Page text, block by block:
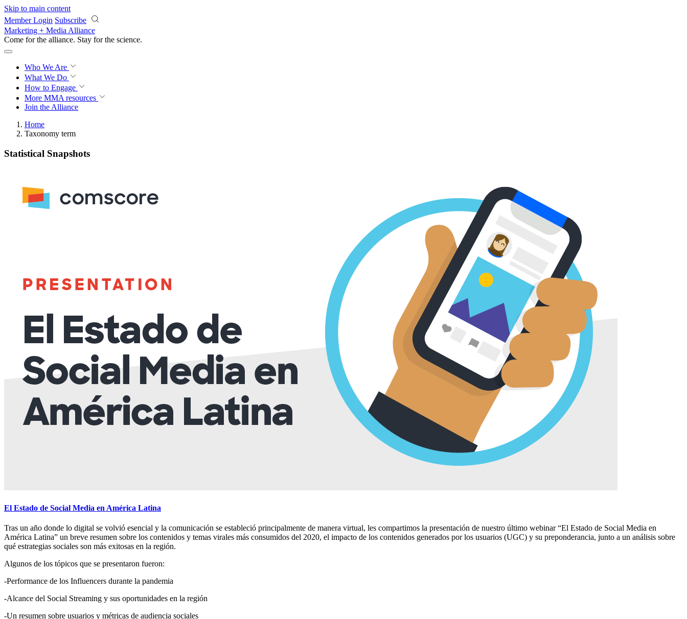
Skip to main content
Member Login Subscribe
Marketing + Media Alliance
Come for the alliance. Stay for the science.
Who We Are
What We Do
How to Engage
More MMA resources
Join the Alliance
Home
Taxonomy term
Statistical Snapshots
El Estado de Social Media en América Latina
Tras un año donde lo digital se volvió esencial y la comunicación se estableció principalmente de manera virtual, les compartimos la presentación de nuestro último webinar “El Estado de Social Media en
América Latina” un breve resumen sobre los contenidos y temas virales más consumidos del 2020, el impacto de los contenidos generados por los usuarios (UGC) y su preponderancia, junto a un análisis sobre
qué estrategias sociales son más exitosas en la región.
Algunos de los tópicos que se presentaron fueron:
-Performance de los Influencers durante la pandemia
-Alcance del Social Streaming y sus oportunidades en la región
-Un resumen sobre usuarios y métricas de audiencia sociales